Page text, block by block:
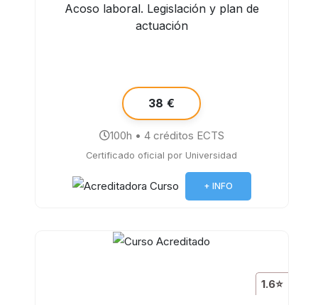
Acoso laboral. Legislación y plan de
actuación
38 €
100h • 4 créditos ECTS
Certificado oficial por Universidad
+ INFO
1.6⭐